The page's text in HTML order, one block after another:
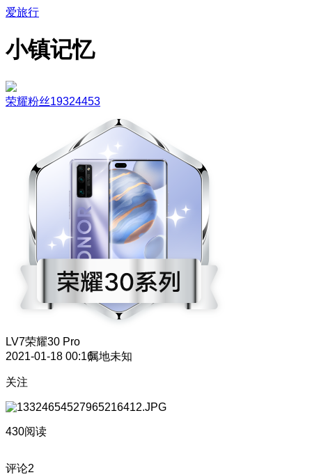
爱旅行
小镇记忆
荣耀粉丝19324453
LV7荣耀30 Pro
2021-01-18 00:16属地未知
关注
430阅读
评论2